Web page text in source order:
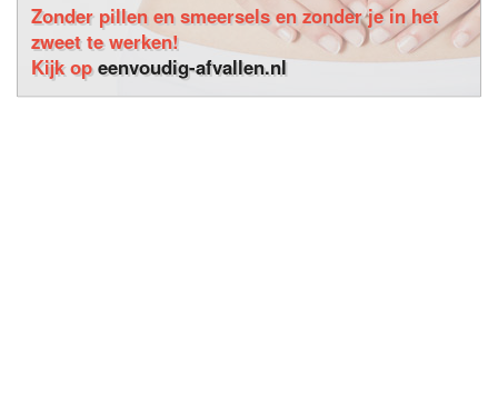
Zonder pillen en smeersels en zonder je in het
zweet te werken!
Kijk opeenvoudig-afvallen.nl